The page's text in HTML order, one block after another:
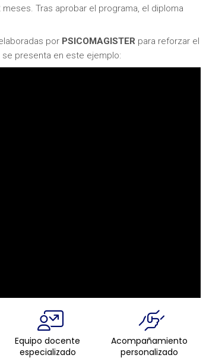
Tras aprobar el programa, el diploma
por PSICOMAGISTERpara reforzar el
presenta en este ejemplo:
Equipo docente
especializado
Acompañamiento
personalizado